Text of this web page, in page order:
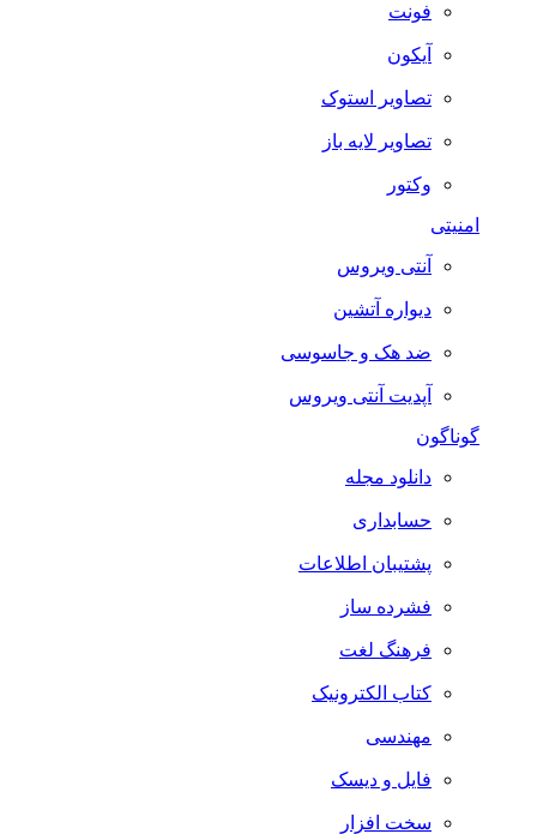
فونت
آیکون
تصاویر استوک
تصاویر لایه باز
وکتور
امنیتی
آنتی ویروس
دیواره آتشین
ضد هک و جاسوسی
آپدیت آنتی ویروس
گوناگون
دانلود مجله
حسابداری
پشتیبان اطلاعات
فشرده ساز
فرهنگ لغت
کتاب الکترونیک
مهندسی
فایل و دیسک
سخت افزار